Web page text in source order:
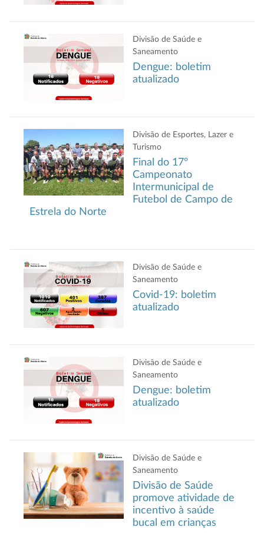
Divisão de Saúde e
Saneamento
Dengue: boletim
atualizado
Divisão de Esportes, Lazer e
Turismo
Final do 17º
Campeonato
Intermunicipal de
Futebol de Campo de
Estrela do Norte
Divisão de Saúde e
Saneamento
Covid-19: boletim
atualizado
Divisão de Saúde e
Saneamento
Dengue: boletim
atualizado
Divisão de Saúde e
Saneamento
Divisão de Saúde
promove atividade de
incentivo à saúde
bucal em crianças